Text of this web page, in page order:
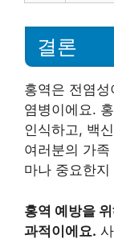
결론
홍역은 전염
염병이에요.
인식하고, 백
여러분의 가
마나 중요한
홍역 예방을
과적이에요.